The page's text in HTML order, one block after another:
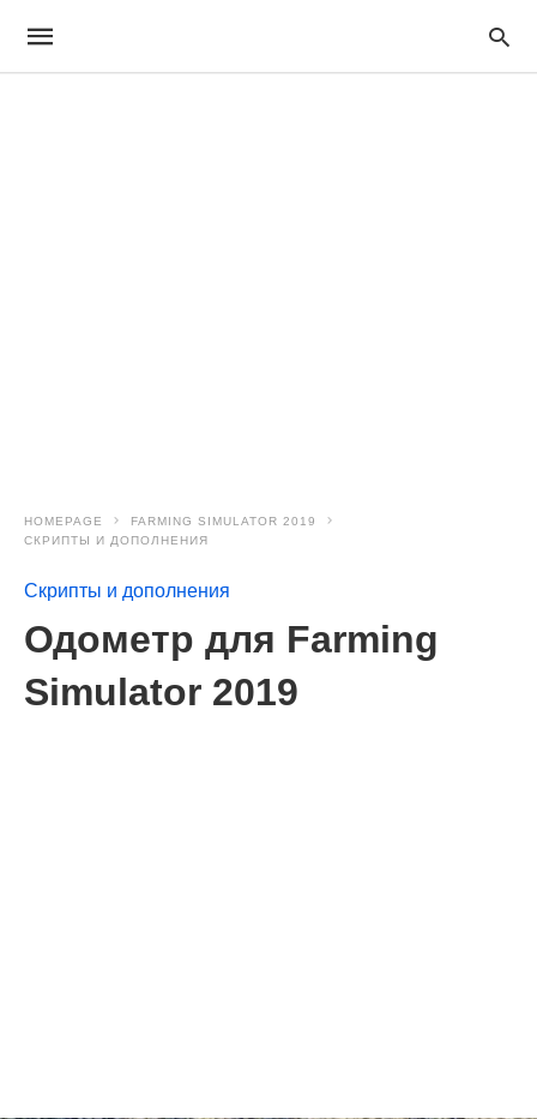
HOMEPAGE
FARMING SIMULATOR 2019
СКРИПТЫ И ДОПОЛНЕНИЯ
Скрипты и дополнения
Одометр для Farming
Simulator 2019